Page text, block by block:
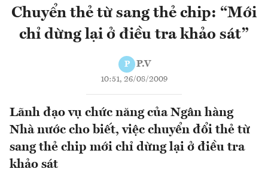
Chuyển thẻ từ sang thẻ chip: “Mới
chỉ dừng lại ở điều tra khảo sát”
P P.V
10:51, 26/08/2009
Lãnh đạo vụ chức năng của Ngân hàng
Nhà nước cho biết, việc chuyển đổi thẻ từ
sang thẻ chip mới chỉ dừng lại ở điều tra
khảo sát